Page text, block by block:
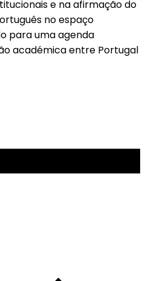
e na afirmação do
no espaço
para uma agenda
académica entre Portugal